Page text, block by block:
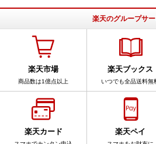
楽天のグループサ
楽天市場
商品数は1億点以上
楽天ブックス
いつでも全品送料無
楽天カード 楽天ペイ